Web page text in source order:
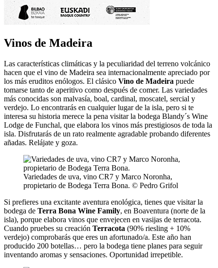
Vinos de Madeira
Las características climáticas y la peculiaridad del terreno volcánico
hacen que el vino de Madeira sea internacionalmente apreciado por
los más eruditos enólogos. El clásico Vino de Madeira puede
tomarse tanto de aperitivo como después de comer. Las variedades
más conocidas son malvasía, boal, cardinal, moscatel, sercial y
verdejo. Lo encontrarás en cualquier lugar de la isla, pero si te
interesa su historia merece la pena visitar la bodega Blandy´s Wine
Lodge de Funchal, que elabora los vinos más prestigiosos de toda la
isla. Disfrutarás de un rato realmente agradable probando diferentes
añadas. Relájate y goza.
Variedades de uva, vino CR7 y Marco Noronha,
propietario de Bodega Terra Bona. © Pedro Grifol
Si prefieres una excitante aventura enológica, tienes que visitar la
bodega de Terra Bona Wine Family, en Boaventura (norte de la
isla), porque elabora vinos que envejecen en vasijas de terracota.
Cuando pruebes su creación Terracota (90% riesling + 10%
verdejo) comprobarás que eres un afortunado/a. Este año han
producido 200 botellas… pero la bodega tiene planes para seguir
inventando aromas y sensaciones. Oportunidad irrepetible.